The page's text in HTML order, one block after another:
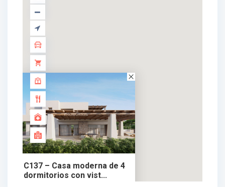
1.150.000 €
C137 – Casa moderna de 4
dormitorios con vist...